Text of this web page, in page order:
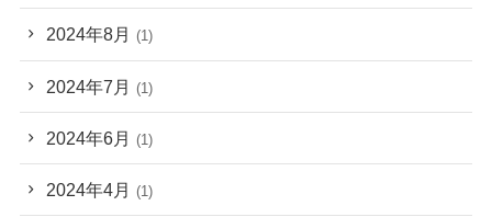
2024年8月 (1)
2024年7月 (1)
2024年6月 (1)
2024年4月 (1)